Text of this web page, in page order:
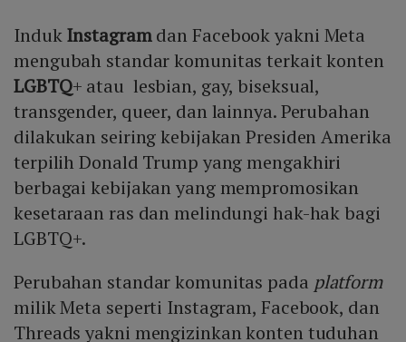
IndukInstagramdan Facebook yakni Meta
mengubah standar komunitas terkait konten
LGBTQ+ atau lesbian, gay, biseksual,
transgender, queer, dan lainnya. Perubahan
dilakukan seiring kebijakan Presiden Amerika
terpilih Donald Trump yang mengakhiri
berbagai kebijakan yang mempromosikan
kesetaraan ras dan melindungi hak-hak bagi
LGBTQ+.
Perubahan standar komunitas pada platform
milik Meta seperti Instagram, Facebook, dan
Threads yakni mengizinkan konten tuduhan